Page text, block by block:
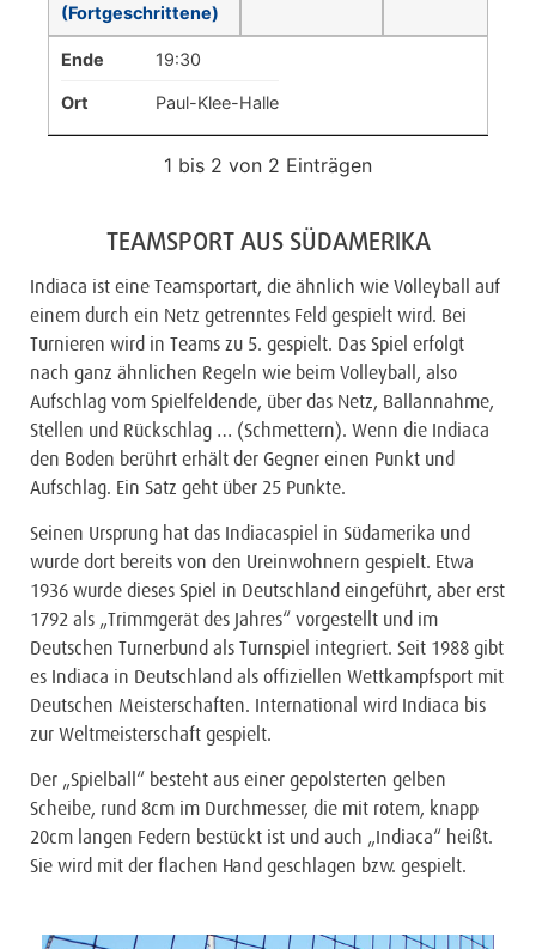
(Fortgeschrittene)
Ende 19:30
Ort Paul-Klee-Halle
1 bis 2 von 2 Einträgen
TEAMSPORT AUS SÜDAMERIKA
Indiaca ist eine Teamsportart, die ähnlich wie Volleyball auf
einem durch ein Netz getrenntes Feld gespielt wird. Bei
Turnieren wird in Teams zu 5. gespielt. Das Spiel erfolgt
nach ganz ähnlichen Regeln wie beim Volleyball, also
Aufschlag vom Spielfeldende, über das Netz, Ballannahme,
Stellen und Rückschlag … (Schmettern). Wenn die Indiaca
den Boden berührt erhält der Gegner einen Punkt und
Aufschlag. Ein Satz geht über 25 Punkte.
Seinen Ursprung hat das Indiacaspiel in Südamerika und
wurde dort bereits von den Ureinwohnern gespielt. Etwa
1936 wurde dieses Spiel in Deutschland eingeführt, aber erst
1792 als „Trimmgerät des Jahres“ vorgestellt und im
Deutschen Turnerbund als Turnspiel integriert. Seit 1988 gibt
es Indiaca in Deutschland als offiziellen Wettkampfsport mit
Deutschen Meisterschaften. International wird Indiaca bis
zur Weltmeisterschaft gespielt.
Der „Spielball“ besteht aus einer gepolsterten gelben
Scheibe, rund 8cm im Durchmesser, die mit rotem, knapp
20cm langen Federn bestückt ist und auch „Indiaca“ heißt.
Sie wird mit der flachen Hand geschlagen bzw. gespielt.